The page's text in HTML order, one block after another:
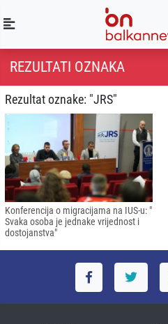
REZULTATI OZNAKA
Rezultat oznake: "JRS"
Konferencija o migracijama na IUS-u: "
Svaka osoba je jednake vrijednost i
dostojanstva"